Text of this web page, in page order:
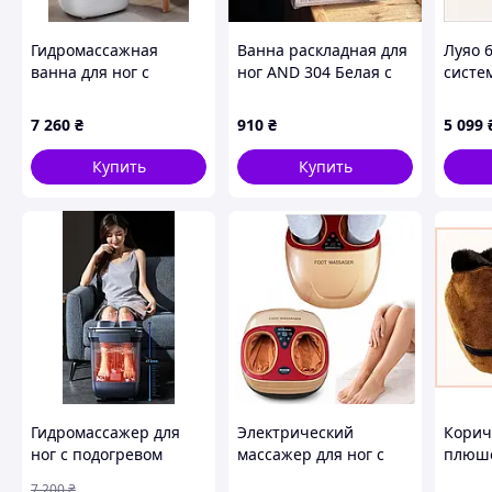
ног.
Гидромассажная
ванна для ног с
массажем, массажная
ванночка для ног+
массажер для ног .
7 260 ₴
Купить
Ванна раскладная для
ног AND 304 Белая с
910 ₴
Купить
Луяо
5 099
Гидромассажер для
ног с подогревом
Электрический
массажер для ног с